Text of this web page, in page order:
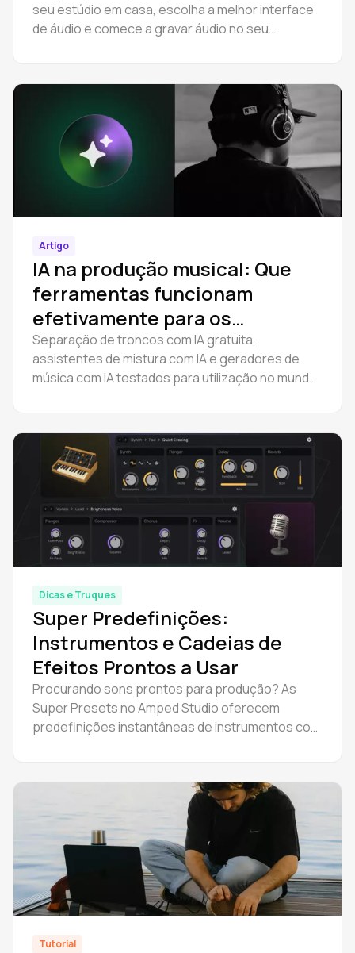
seu estúdio em casa, escolha a melhor interface
de áudio e comece a gravar áudio no seu
Artigo
IA na produção musical: Que
ferramentas funcionam
efetivamente para os
profissionais?
Separação de troncos com IA gratuita,
assistentes de mistura com IA e geradores de
música com IA testados para utilização no mundo
Studio. Atualizado em 2026.
Dicas e Truques
Super Predefinições:
Instrumentos e Cadeias de
Efeitos Prontos a Usar
Procurando sons prontos para produção? As
Super Presets no Amped Studio oferecem
predefinições instantâneas de instrumentos com
produção musical.
Tutorial